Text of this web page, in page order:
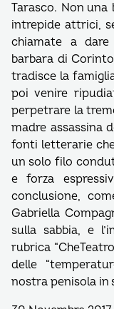
Tarasco. Non una
intrepide attrici,
chiamate a
barbara di
tradisce la
poi venire
perpetrare la
madre assassina
fonti letterarie
un solo filo
e forza
conclusione,
Gabriella
sulla sabbia, e
rubrica
delle
nostra penisola in